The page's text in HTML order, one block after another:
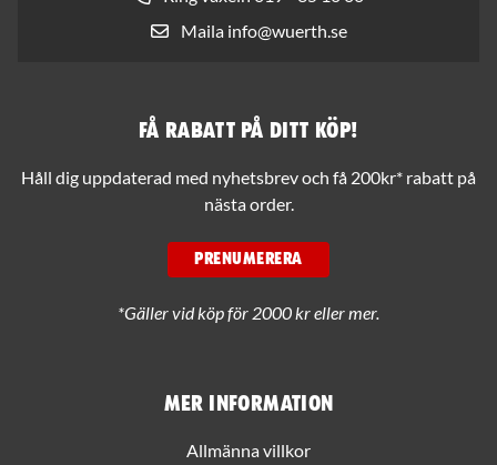
Maila info@wuerth.se
Mer information
Allmänna villkor
Få rabatt på ditt köp!
Håll dig uppdaterad med nyhetsbrev och få 200kr* rabatt på
nästa order.
PRENUMERERA
*Gäller vid köp för 2000 kr eller mer.